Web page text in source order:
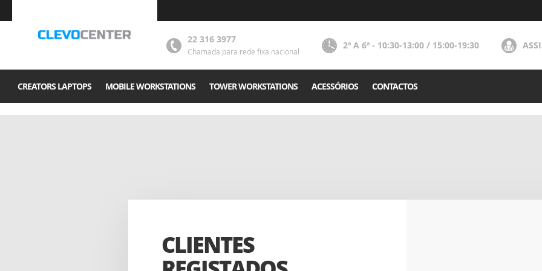
22 316 3977
Chamada para rede fixa nacional
2ª A 6ª - 10:30-13:00 / 15:00-19:30
CREATORS LAPTOPS MOBILE WORKSTATIONS TOWER WORKSTATIONS ACESSÓRIOS CONTACTOS
CLIENTES